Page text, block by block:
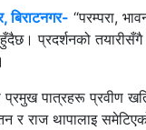
बिराटनगर- “परम्परा,
हुँदैछ। प्रदर्शनको
प्रमुख पात्रहरू प्रवीण
राज थापालाइ